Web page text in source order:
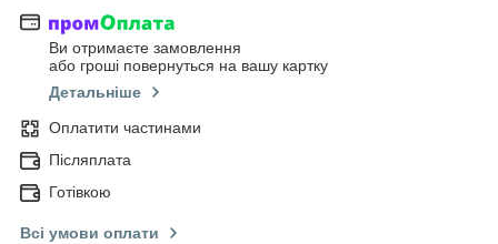
Ви отримаєте замовлення
або гроші повернуться на вашу картку
Детальніше
Оплатити частинами
Післяплата
Готівкою
Всі умови оплати